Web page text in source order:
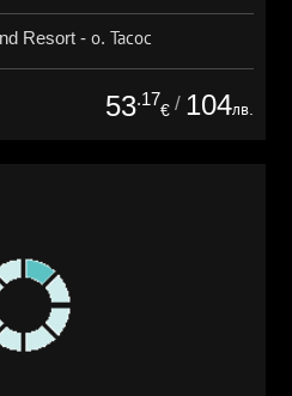
Resort - о. Тасос
53.17
€ / 104лв.